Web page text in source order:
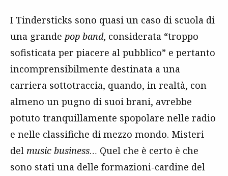
I Tindersticks sono quasi un caso di scuola di
una grande pop band, considerata “troppo
sofisticata per piacere al pubblico” e pertanto
incomprensibilmente destinata a una
carriera sottotraccia, quando, in realtà, con
almeno un pugno di suoi brani, avrebbe
potuto tranquillamente spopolare nelle radio
e nelle classifiche di mezzo mondo. Misteri
del music business… Quel che è certo è che
sono stati una delle formazioni-cardine del